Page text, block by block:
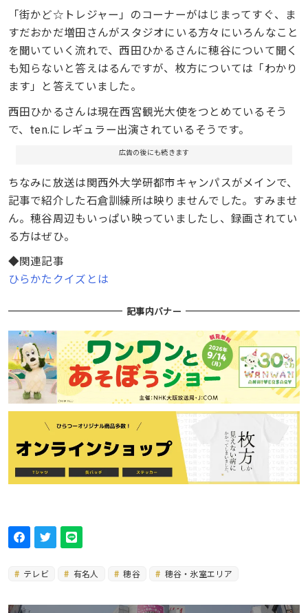
「街かど☆トレジャー」のコーナーがはじまってすぐ、ま
すだおかだ増田さんがスタジオにいる方々にいろんなこと
を聞いていく流れで、西田ひかるさんに穂谷について聞く
も知らないと答えはるんですが、枚方については「わかり
ます」と答えていました。
西田ひかるさんは現在西宮観光大使をつとめているそう
で、ten.にレギュラー出演されているそうです。
広告の後にも続きます
ちなみに放送は関西外大学研都市キャンパスがメインで、
記事で紹介した石倉訓練所は映りませんでした。すみませ
ん。穂谷周辺もいっぱい映っていましたし、録画されてい
る方はぜひ。
◆関連記事
ひらかたクイズとは
記事内バナー
テレビ 有名人 穂谷 穂谷・氷室エリア